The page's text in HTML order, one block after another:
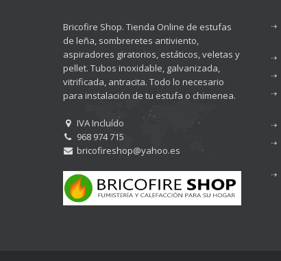
Bricofire Shop. Tienda Online de estufas
de leña, sombreretes antiviento,
aspiradores giratorios, estáticos, veletas y
pellet. Tubos inoxidable, galvanizada,
vitrificada, antracita. Todo lo necesario
para instalación de tu estufa o chimenea.
IVA Incluído
968 974 715
bricofireshop@yahoo.es